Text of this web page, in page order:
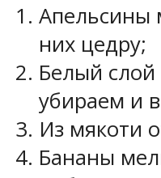
Апельсины
них цедру;
Белый слой
убираем и
Из мякоти
Бананы